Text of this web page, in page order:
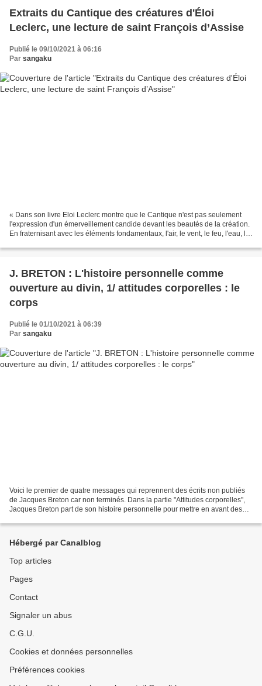
Extraits du Cantique des créatures d'Éloi
Leclerc, une lecture de saint François d’Assise
Publié le 09/10/2021 à 06:16
Par sangaku
« Dans son livre Eloi Leclerc montre que le Cantique n'est pas seulement
l'expression d'un émerveillement candide devant les beautés de la création.
En fraternisant avec les éléments fondamentaux, l'air, le vent, le feu, l'eau, la
J. BRETON : L'histoire personnelle comme
ouverture au divin, 1/ attitudes corporelles : le
corps
Publié le 01/10/2021 à 06:39
Par sangaku
Voici le premier de quatre messages qui reprennent des écrits non publiés
de Jacques Breton car non terminés. Dans la partie "Attitudes corporelles",
Jacques Breton part de son histoire personnelle pour mettre en avant des
Hébergé par Canalblog
Top articles
Pages
Contact
Signaler un abus
C.G.U.
Cookies et données personnelles
Préférences cookies